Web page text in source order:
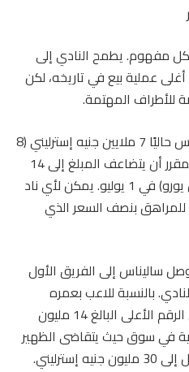
مفهوم. يطمح النادي إلى
عملية بيع في تاريخه، لكن
المهتمة.
يبلغ الشرط الجزائي لعقد ساليناس حاليًا 7 ملايين جنيه إسترليني (8
ملايين يورو). ومع ذلك، فمن المقرر أن يتضاعف المبلغ إلى 14
مليون جنيه إسترليني (16 مليون يورو) في 1 يوليو. يمكن لأي ناد
للمراهق بنصف السعر الذي
عقد حتى يونيو 2029، وصل ساليناس إلى الفريق الأول
بالنسبة للاعب بعمره
وملفه الشخصي وسقفه، حتى الرقم الأعلى البالغ 14 مليون
في سوق حيث يتقاضى الظهير